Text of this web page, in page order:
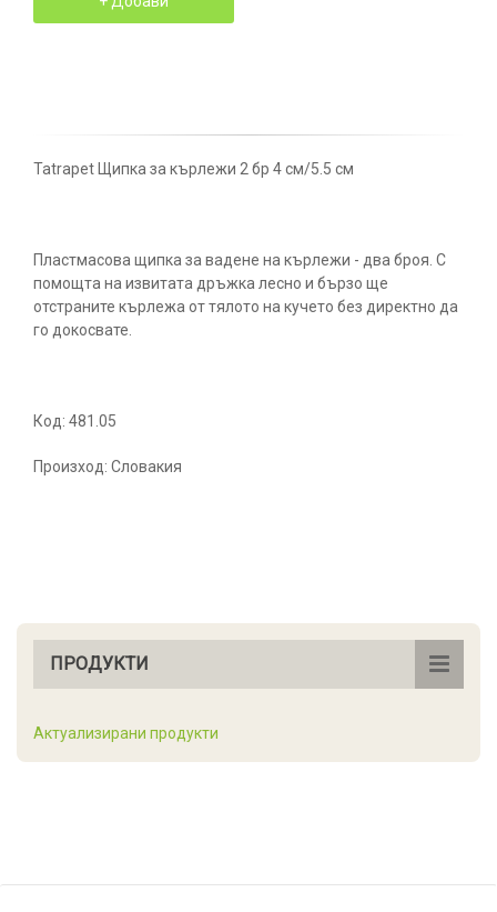
Tatrapet Щипка за кърлежи 2 бр 4 см/5.5 см
Пластмасова щипка за вадене на кърлежи - два броя. С
помощта на извитата дръжка лесно и бързо ще
отстраните кърлежа от тялото на кучето без директно да
го докосвате.
Код: 481.05
Произход: Словакия
ПРОДУКТИ
Актуализирани продукти